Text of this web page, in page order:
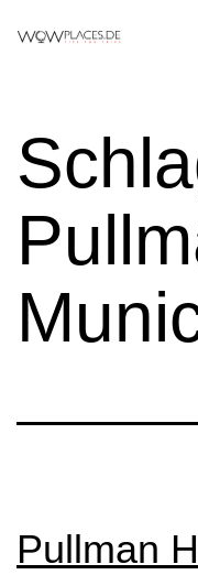
Reiseblog
Pullman